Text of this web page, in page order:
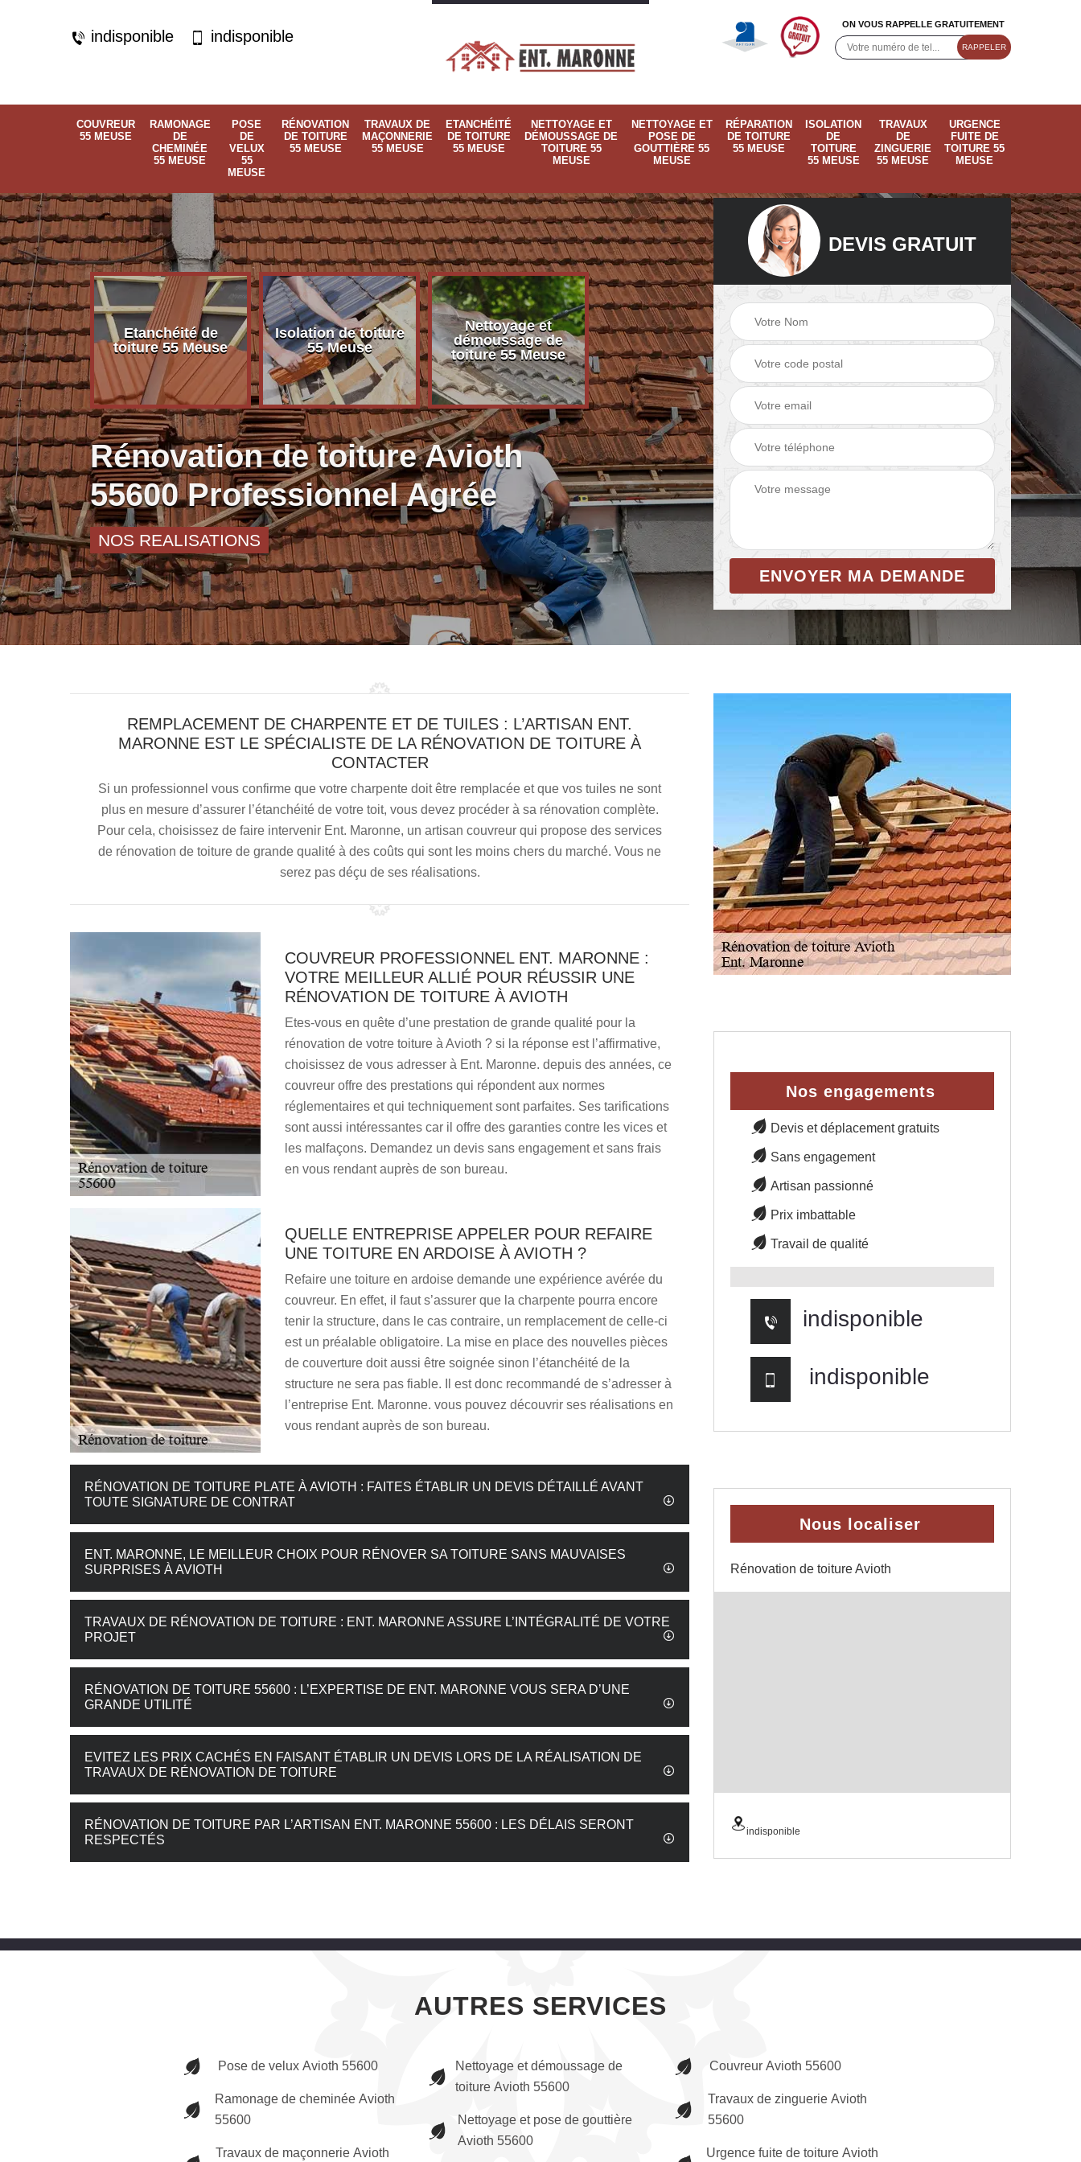
indisponible indisponible
ON VOUS RAPPELLE GRATUITEMENT
COUVREUR
55 MEUSE
RAMONAGE
DE
CHEMINÉE
55 MEUSE
POSE
DE
VELUX
55
MEUSE
RÉNOVATION
DE TOITURE
55 MEUSE
TRAVAUX DE
MAÇONNERIE
55 MEUSE
ETANCHÉITÉ
DE TOITURE
55 MEUSE
NETTOYAGE ET
DÉMOUSSAGE DE
TOITURE 55
MEUSE
NETTOYAGE ET
POSE DE
GOUTTIÈRE 55
MEUSE
RÉPARATION
DE TOITURE
55 MEUSE
ISOLATION
DE
TOITURE
55 MEUSE
TRAVAUX
DE
ZINGUERIE
55 MEUSE
URGENCE
FUITE DE
TOITURE 55
MEUSE
Meuse
Etanchéité de
toiture 55 Meuse
Isolation de toiture
55 Meuse
Nettoyage et
démoussage de
toiture 55 Meuse
Nettoyage et pose
de gouttière 55
Meuse
Meuse
Ramonage de
cheminée 55
Rénovation de toiture Avioth
55600 Professionnel Agrée
NOS REALISATIONS
DEVIS GRATUIT
REMPLACEMENT DE CHARPENTE ET DE TUILES : L’ARTISAN ENT.
MARONNE EST LE SPÉCIALISTE DE LA RÉNOVATION DE TOITURE À
CONTACTER
Si un professionnel vous confirme que votre charpente doit être remplacée et que vos tuiles ne sont
plus en mesure d’assurer l’étanchéité de votre toit, vous devez procéder à sa rénovation complète.
Pour cela, choisissez de faire intervenir Ent. Maronne, un artisan couvreur qui propose des services
de rénovation de toiture de grande qualité à des coûts qui sont les moins chers du marché. Vous ne
serez pas déçu de ses réalisations.
COUVREUR PROFESSIONNEL ENT. MARONNE :
VOTRE MEILLEUR ALLIÉ POUR RÉUSSIR UNE
RÉNOVATION DE TOITURE À AVIOTH
Etes-vous en quête d’une prestation de grande qualité pour la
rénovation de votre toiture à Avioth ? si la réponse est l’affirmative,
choisissez de vous adresser à Ent. Maronne. depuis des années, ce
couvreur offre des prestations qui répondent aux normes
réglementaires et qui techniquement sont parfaites. Ses tarifications
sont aussi intéressantes car il offre des garanties contre les vices et
les malfaçons. Demandez un devis sans engagement et sans frais
en vous rendant auprès de son bureau.
QUELLE ENTREPRISE APPELER POUR REFAIRE
UNE TOITURE EN ARDOISE À AVIOTH ?
Refaire une toiture en ardoise demande une expérience avérée du
couvreur. En effet, il faut s’assurer que la charpente pourra encore
tenir la structure, dans le cas contraire, un remplacement de celle-ci
est un préalable obligatoire. La mise en place des nouvelles pièces
de couverture doit aussi être soignée sinon l’étanchéité de la
structure ne sera pas fiable. Il est donc recommandé de s’adresser à
l’entreprise Ent. Maronne. vous pouvez découvrir ses réalisations en
vous rendant auprès de son bureau.
RÉNOVATION DE TOITURE PLATE À AVIOTH : FAITES ÉTABLIR UN DEVIS DÉTAILLÉ AVANT
TOUTE SIGNATURE DE CONTRAT
ENT. MARONNE, LE MEILLEUR CHOIX POUR RÉNOVER SA TOITURE SANS MAUVAISES
SURPRISES À AVIOTH
TRAVAUX DE RÉNOVATION DE TOITURE : ENT. MARONNE ASSURE L’INTÉGRALITÉ DE VOTRE
PROJET
RÉNOVATION DE TOITURE 55600 : L’EXPERTISE DE ENT. MARONNE VOUS SERA D’UNE
GRANDE UTILITÉ
EVITEZ LES PRIX CACHÉS EN FAISANT ÉTABLIR UN DEVIS LORS DE LA RÉALISATION DE
TRAVAUX DE RÉNOVATION DE TOITURE
RÉNOVATION DE TOITURE PAR L’ARTISAN ENT. MARONNE 55600 : LES DÉLAIS SERONT
RESPECTÉS
Nos engagements
Devis et déplacement gratuits
Sans engagement
Artisan passionné
Prix imbattable
Travail de qualité
indisponible
indisponible
Nous localiser
Rénovation de toiture Avioth
indisponible
AUTRES SERVICES
Pose de velux Avioth 55600
Ramonage de cheminée Avioth
55600
Travaux de maçonnerie Avioth
Nettoyage et démoussage de
toiture Avioth 55600
Nettoyage et pose de gouttière
Avioth 55600
Couvreur Avioth 55600
Travaux de zinguerie Avioth
55600
Urgence fuite de toiture Avioth